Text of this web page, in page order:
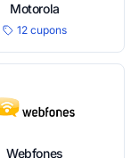
Motorola
12 cupons
Webfones